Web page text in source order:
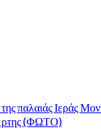
παλαιάς Ιεράς
Άρτης (ΦΩΤΟ)